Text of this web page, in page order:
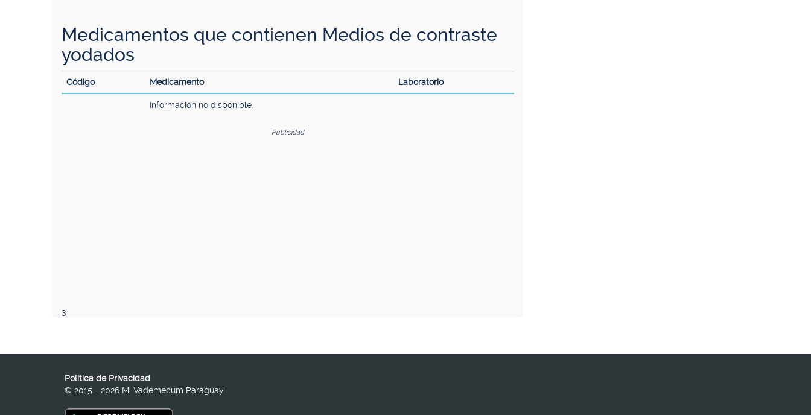
Medicamentos que contienen Medios de contraste
yodados
Código Medicamento Laboratorio
Información no disponible.
Publicidad
3
Política de Privacidad
© 2015 - 2026 Mi Vademecum Paraguay